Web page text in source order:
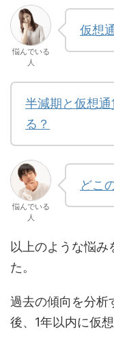
悩んでいる
人
仮想
半減期と仮想
る？
悩んでいる
人
どこ
以上のような悩み
た。
過去の傾向を分析
後、1年以内に仮